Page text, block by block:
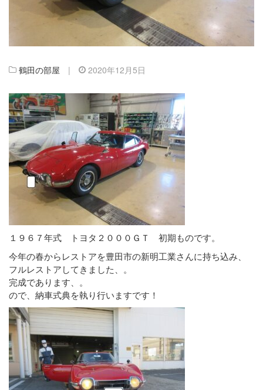
鶴田の部屋 | 2020年12月5日
１９６７年式 トヨタ２０００ＧＴ 初期ものです。
今年の春からレストアを豊田市の新明工業さんに持ち込み、
フルレストアしてきました、。
完成であります、。
ので、納車式典を執り行いますです！